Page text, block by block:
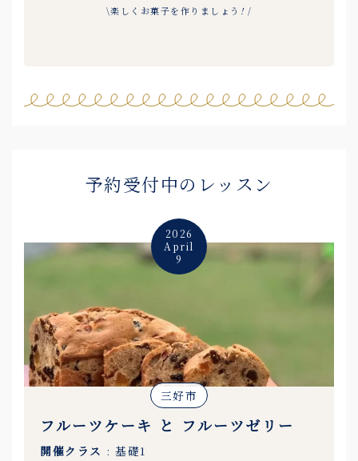
\楽しくお菓子を作りましょう !/
予約受付中のレッスン
2026
April
9
三好市
フルーツケーキ と フルーツゼリー
開催クラス : 基礎1